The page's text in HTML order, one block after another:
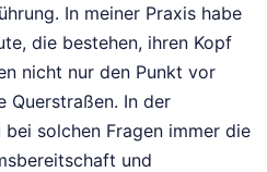
In meiner Praxis habe
die bestehen, ihren Kopf
nicht nur den Punkt vor
Querstraßen. In der
solchen Fragen immer die
und